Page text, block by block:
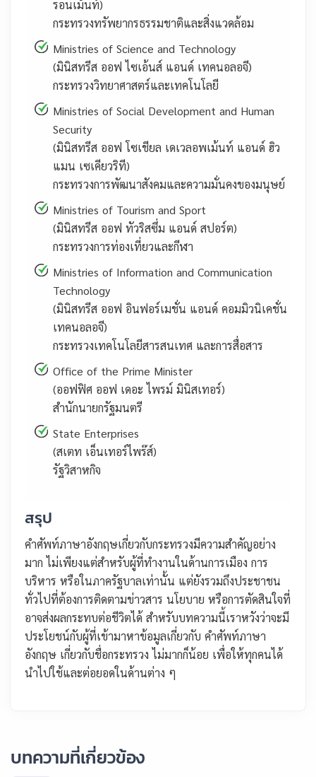
รอนเม้นท์)
กระทรวงทรัพยากรธรรมชาติและสิ่งแวดล้อม
Ministries of Science and Technology
(มินิสทรีส ออฟ ไซเอ้นส์ แอนด์ เทคนอลอจี)
กระทรวงวิทยาศาสตร์และเทคโนโลยี
Ministries of Social Development and Human
Security
(มินิสทรีส ออฟ โซเชียล เดเวลอพเม้นท์ แอนด์ ฮิว
แมน เซเคียวริที)
กระทรวงการพัฒนาสังคมและความมั่นคงของมนุษย์
Ministries of Tourism and Sport
(มินิสทรีส ออฟ ทัวริสซึ่ม แอนด์ สปอร์ต)
กระทรวงการท่องเที่ยวและกีฬา
Ministries of Information and Communication
Technology
(มินิสทรีส ออฟ อินฟอร์เมชั่น แอนด์ คอมมิวนิเคชั่น
เทคนอลอจี)
กระทรวงเทคโนโลยีสารสนเทศ และการสื่อสาร
Office of the Prime Minister
(ออฟฟิศ ออฟ เดอะ ไพรม์ มินิสเทอร์)
สำนักนายกรัฐมนตรี
State Enterprises
(สเตท เอ็นเทอร์ไพร๊ส์)
รัฐวิสาหกิจ
สรุป
คำศัพท์ภาษาอังกฤษเกี่ยวกับกระทรวงมีความสำคัญอย่าง
มาก ไม่เพียงแต่สำหรับผู้ที่ทำงานในด้านการเมือง การ
บริหาร หรือในภาครัฐบาลเท่านั้น แต่ยังรวมถึงประชาชน
ทั่วไปที่ต้องการติดตามข่าวสาร นโยบาย หรือการตัดสินใจที่
อาจส่งผลกระทบต่อชีวิตได้ สำหรับบทความนี้เราหวังว่าจะมี
ประโยชน์กับผู้ที่เข้ามาหาข้อมูลเกี่ยวกับ คำศัพท์ภาษา
อังกฤษ เกี่ยวกับชื่อกระทรวง ไม่มากก็น้อย เพื่อให้ทุกคนได้
นำไปใช้และต่อยอดในด้านต่าง ๆ
บทความที่เกี่ยวข้อง